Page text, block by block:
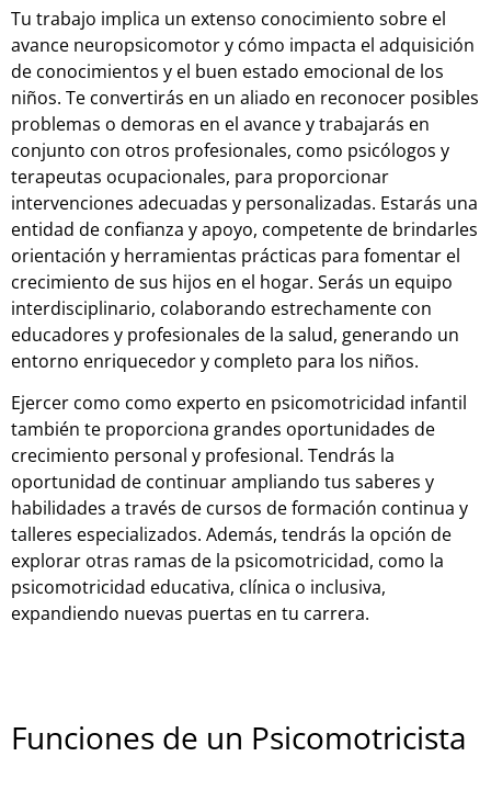
Tu trabajo implica un extenso conocimiento sobre el
avance neuropsicomotor y cómo impacta el adquisición
de conocimientos y el buen estado emocional de los
niños. Te convertirás en un aliado en reconocer posibles
problemas o demoras en el avance y trabajarás en
conjunto con otros profesionales, como psicólogos y
terapeutas ocupacionales, para proporcionar
intervenciones adecuadas y personalizadas. Estarás una
entidad de confianza y apoyo, competente de brindarles
orientación y herramientas prácticas para fomentar el
crecimiento de sus hijos en el hogar. Serás un equipo
interdisciplinario, colaborando estrechamente con
educadores y profesionales de la salud, generando un
entorno enriquecedor y completo para los niños.
Ejercer como como experto en psicomotricidad infantil
también te proporciona grandes oportunidades de
crecimiento personal y profesional. Tendrás la
oportunidad de continuar ampliando tus saberes y
habilidades a través de cursos de formación continua y
talleres especializados. Además, tendrás la opción de
explorar otras ramas de la psicomotricidad, como la
psicomotricidad educativa, clínica o inclusiva,
expandiendo nuevas puertas en tu carrera.
Funciones de un Psicomotricista